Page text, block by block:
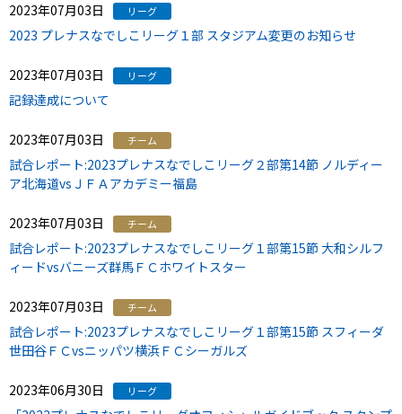
2023年07月03日 リーグ
2023 プレナスなでしこリーグ１部 スタジアム変更のお知らせ
2023年07月03日 リーグ
記録達成について
2023年07月03日 チーム
試合レポート:2023プレナスなでしこリーグ２部第14節 ノルディー
ア北海道vsＪＦＡアカデミー福島
2023年07月03日 チーム
試合レポート:2023プレナスなでしこリーグ１部第15節 大和シルフ
ィードvsバニーズ群馬ＦＣホワイトスター
2023年07月03日 チーム
試合レポート:2023プレナスなでしこリーグ１部第15節 スフィーダ
世田谷ＦＣvsニッパツ横浜ＦＣシーガルズ
2023年06月30日 リーグ